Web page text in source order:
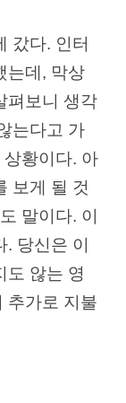
갔다. 인터
는데, 막상
펴보니 생각
는다고 가
황이다. 아
보게 될 것
말이다. 이
당신은 이
도 않는 영
추가로 지불